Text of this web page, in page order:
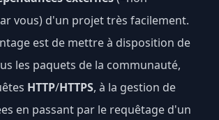
vous) d'un projet très facilement.
est de mettre à disposition de
les paquets de la communauté,
HTTP/HTTPS, à la gestion de
en passant par le requêtage d'un